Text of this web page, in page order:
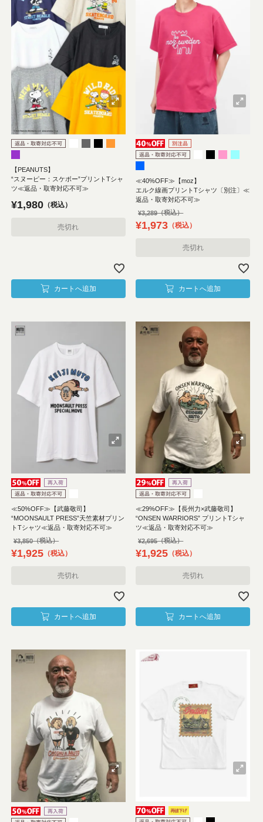
【PEANUTS】
“スヌーピー：スケボー”プリントTシャ
ツ≪返品・取寄対応不可≫
¥1,980 税込
売切れ
カートへ追加
≪40%OFF≫【moz】
エルク線画プリントTシャツ〔別注〕≪
返品・取寄対応不可≫
¥3,289
¥1,973 税込
売切れ
カートへ追加
≪50%OFF≫【武藤敬司】
“MOONSAULT PRESS”天竺素材プリン
トTシャツ≪返品・取寄対応不可≫
¥3,850
¥1,925 税込
売切れ
カートへ追加
≪29%OFF≫【長州力×武藤敬司】
“ONSEN WARRIORS” プリントTシャ
ツ≪返品・取寄対応不可≫
¥2,695
¥1,925 税込
売切れ
カートへ追加